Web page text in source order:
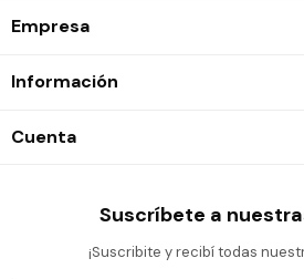
Empresa
Información
Cuenta
Suscríbete a
¡Suscribite y recibí todas